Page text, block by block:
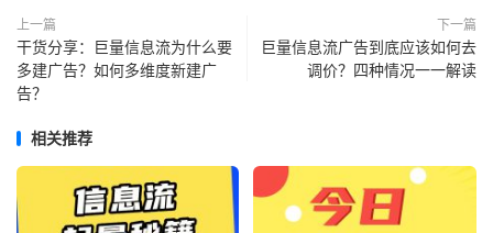
上一篇
干货分享：巨量信息流为什么要
多建广告？如何多维度新建广
告？
下一篇
巨量信息流广告到底应该如何去
调价？四种情况一一解读
相关推荐